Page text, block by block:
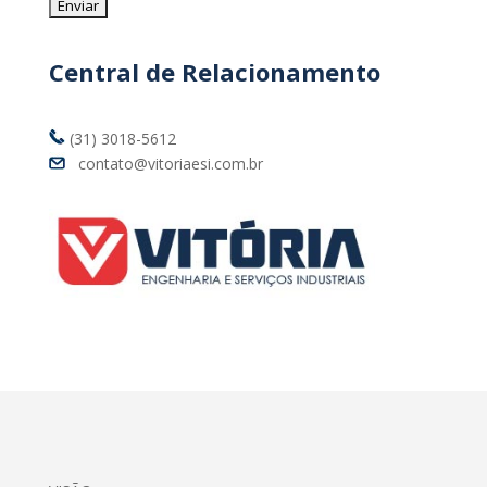
Central de Relacionamento
(31) 3018-5612
contato@vitoriaesi.com.br